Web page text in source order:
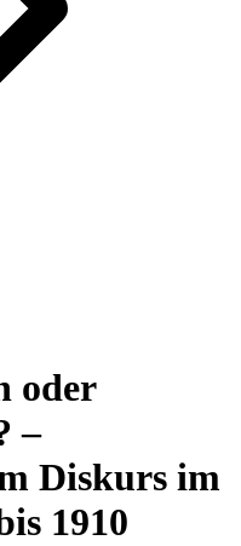
oder
–
Diskurs im
1910